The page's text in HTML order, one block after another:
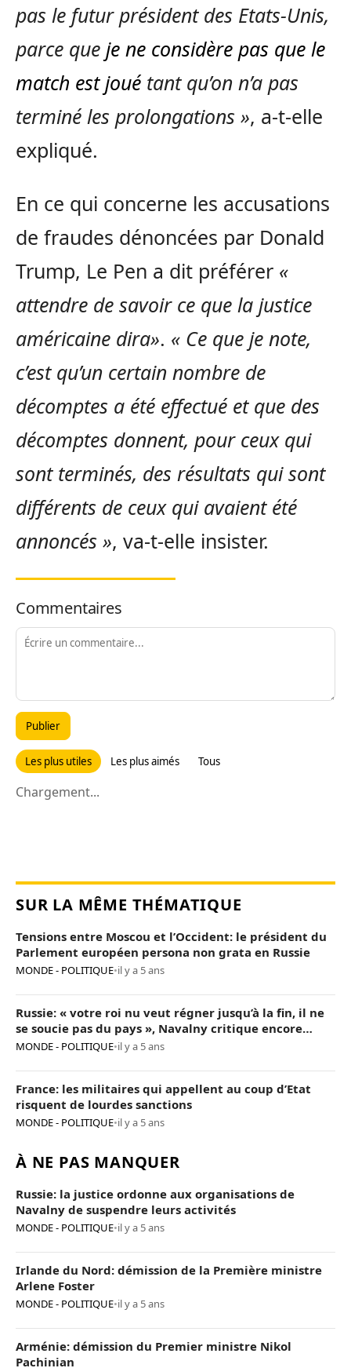
pas le futur président des Etats-Unis,
parce que je ne considère pas que le
match est joué tant qu’on n’a pas
terminé les prolongations », a-t-elle
expliqué.
En ce qui concerne les accusations
de fraudes dénoncées par Donald
Trump, Le Pen a dit préférer «
attendre de savoir ce que la justice
américaine dira». « Ce que je note,
c’est qu’un certain nombre de
décomptes a été effectué et que des
décomptes donnent, pour ceux qui
sont terminés, des résultats qui sont
différents de ceux qui avaient été
annoncés », va-t-elle insister.
Commentaires
Publier
Les plus utiles Les plus aimés Tous
Chargement...
SUR LA MÊME THÉMATIQUE
Tensions entre Moscou et l’Occident: le président du
Parlement européen persona non grata en Russie
MONDE - POLITIQUE•il y a 5 ans
Russie: « votre roi nu veut régner jusqu’à la fin, il ne
se soucie pas du pays », Navalny critique encore
Poutine
MONDE - POLITIQUE•il y a 5 ans
France: les militaires qui appellent au coup d’Etat
risquent de lourdes sanctions
MONDE - POLITIQUE•il y a 5 ans
À NE PAS MANQUER
Russie: la justice ordonne aux organisations de
Navalny de suspendre leurs activités
MONDE - POLITIQUE•il y a 5 ans
Irlande du Nord: démission de la Première ministre
Arlene Foster
MONDE - POLITIQUE•il y a 5 ans
Arménie: démission du Premier ministre Nikol
Pachinian